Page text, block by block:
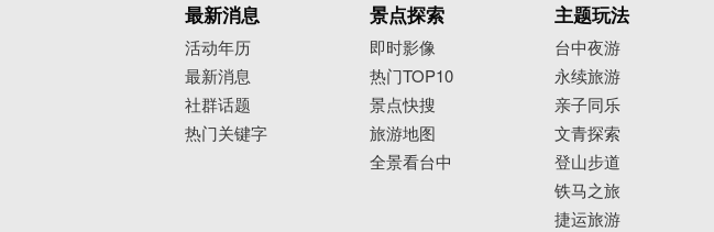
最新消息
活动年历
最新消息
社群话题
热门关键字
景点探索
即时影像
热门TOP10
景点快搜
旅游地图
全景看台中
主题玩法
台中夜游
永续旅游
亲子同乐
文青探索
登山步道
铁马之旅
捷运旅游